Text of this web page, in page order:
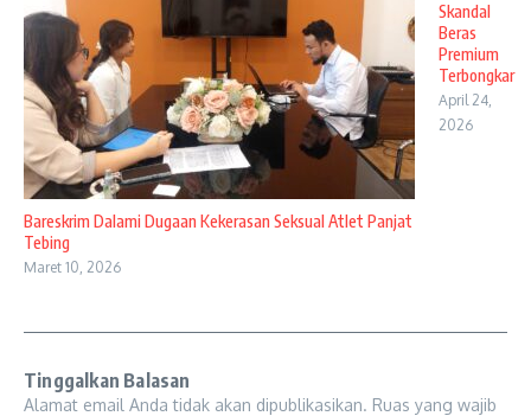
Bareskrim Dalami Dugaan Kekerasan Seksual Atlet Panjat
Tebing
Maret 10, 2026
Skandal
Beras
Premium
Terbongkar
April 24,
2026
Tinggalkan Balasan
Alamat email Anda tidak akan dipublikasikan. Ruas yang wajib